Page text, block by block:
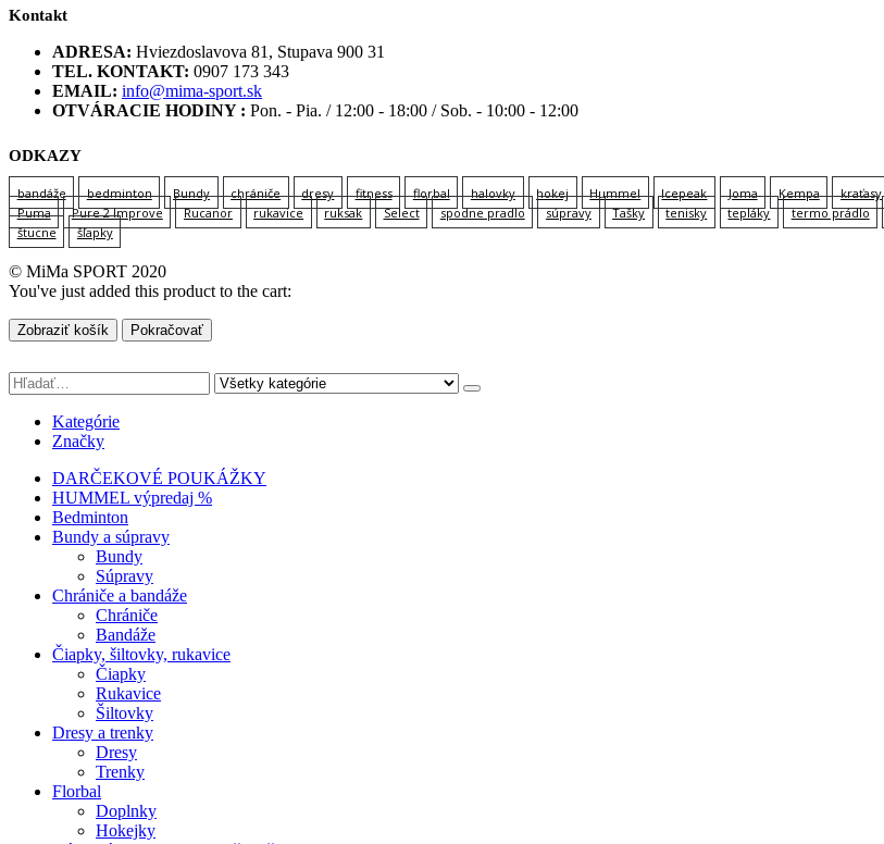
Kontakt
ADRESA: Hviezdoslavova 81, Stupava 900 31
TEL. KONTAKT: 0907 173 343
EMAIL: info@mima-sport.sk
OTVÁRACIE HODINY : Pon. - Pia. / 12:00 - 18:00 / Sob. - 10:00 - 12:00
ODKAZY
bandáže bedminton Bundy chrániče dresy fitness florbal halovky hokej Hummel Icepeak Joma Kempa kraťasy
Puma
Pure 2 Improve Rucanor rukavice ruksak Select spodne pradlo súpravy Tašky tenisky tepláky termo prádlo
štucne
šľapky
© MiMa SPORT 2020
You've just added this product to the cart:
Zobraziť košík Pokračovať
Kategórie
Značky
DARČEKOVÉ POUKÁŽKY
HUMMEL výpredaj %
Bedminton
Bundy a súpravy
Bundy
Súpravy
Chrániče a bandáže
Chrániče
Bandáže
Čiapky, šiltovky, rukavice
Čiapky
Rukavice
Šiltovky
Dresy a trenky
Dresy
Trenky
Florbal
Doplnky
Hokejky